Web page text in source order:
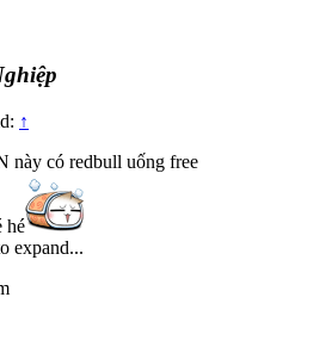
↑
này có redbull uống free
hé
expand...